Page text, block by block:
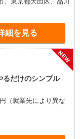
◆月収例
〜翌6時 週5日勤務の
勤務
細を見る
NEW
るだけのシンプル
（就業先により異な